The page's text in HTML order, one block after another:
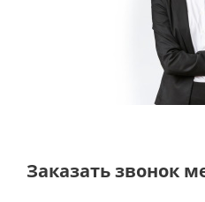
Заказать звонок